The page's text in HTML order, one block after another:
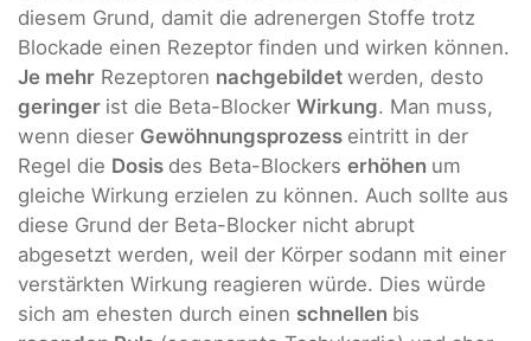
diesem Grund, damit die adrenergen Stoffe trotz
Blockade einen Rezeptor finden und wirken können.
Je mehr Rezeptoren nachgebildet werden, desto
geringer ist die Beta-Blocker Wirkung. Man muss,
wenn dieser Gewöhnungsprozess eintritt in der
Regel die Dosis des Beta-Blockers erhöhen um
gleiche Wirkung erzielen zu können. Auch sollte aus
diese Grund der Beta-Blocker nicht abrupt
abgesetzt werden, weil der Körper sodann mit einer
verstärkten Wirkung reagieren würde. Dies würde
sich am ehesten durch einen schnellen bis